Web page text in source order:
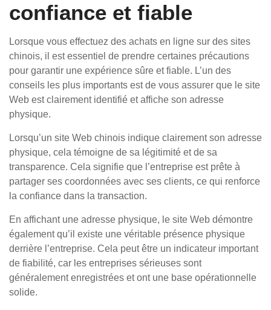
confiance et fiable
Lorsque vous effectuez des achats en ligne sur des sites
chinois, il est essentiel de prendre certaines précautions
pour garantir une expérience sûre et fiable. L’un des
conseils les plus importants est de vous assurer que le site
Web est clairement identifié et affiche son adresse
physique.
Lorsqu’un site Web chinois indique clairement son adresse
physique, cela témoigne de sa légitimité et de sa
transparence. Cela signifie que l’entreprise est prête à
partager ses coordonnées avec ses clients, ce qui renforce
la confiance dans la transaction.
En affichant une adresse physique, le site Web démontre
également qu’il existe une véritable présence physique
derrière l’entreprise. Cela peut être un indicateur important
de fiabilité, car les entreprises sérieuses sont
généralement enregistrées et ont une base opérationnelle
solide.